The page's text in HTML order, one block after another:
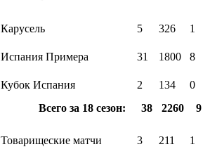
Карусель 5 326 1
Испания Примера 31 1800 8
Кубок Испания 2 134 0
Всего за 18 сезон:
38 2260 9
Товарищеские матчи 3 211 1